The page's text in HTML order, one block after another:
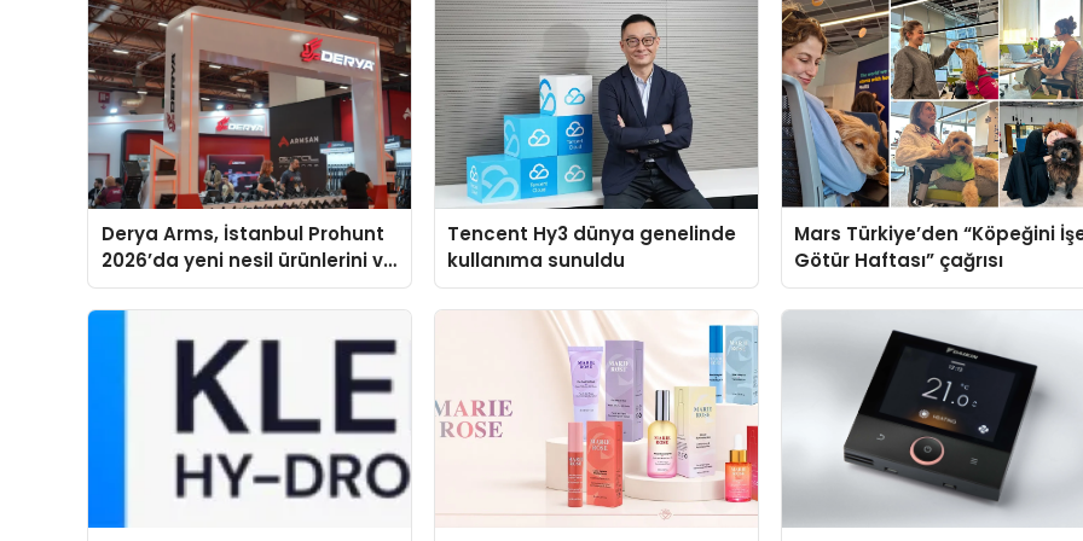
Derya Arms, İstanbul Prohunt
2026’da yeni nesil ürünlerini ve
global marka vizyonunu
sergiledi
Tencent Hy3 dünya genelinde
kullanıma sunuldu
Mars Türkiye’den “Köpeğini
Götür Haftası” çağrısı